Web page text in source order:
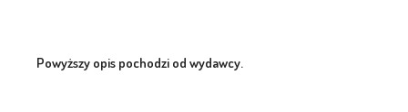
Powyższy opis pochodzi od wydawcy.